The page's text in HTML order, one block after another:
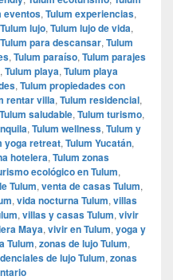
eventos, Tulum experiencias,
Tulum lujo, Tulum lujo de vida,
Tulum para descansar, Tulum
, Tulum paraíso, Tulum parajes
, Tulum playa, Tulum playa
, Tulum propiedades con
rentar villa, Tulum residencial,
Tulum saludable, Tulum turismo,
, Tulum wellness, Tulum y
yoga retreat, Tulum Yucatán,
hotelera, Tulum zonas
ecológico en Tulum,
Tulum, venta de casas Tulum,
, vida nocturna Tulum, villas
, villas y casas Tulum, vivir
Maya, vivir en Tulum, yoga y
Tulum, zonas de lujo Tulum,
de lujo Tulum, zonas